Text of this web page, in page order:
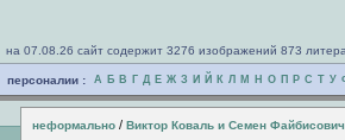
на 07.08.26 сайт содержит 3276 изображений 873
персоналии : А Б В Г Д Е Ж З И Й К Л М Н О П Р С Т У
неформально / Виктор Коваль и Семен Файбисович